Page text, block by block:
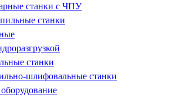
станки с ЧПУ
станки
станки
шлифовальные станки